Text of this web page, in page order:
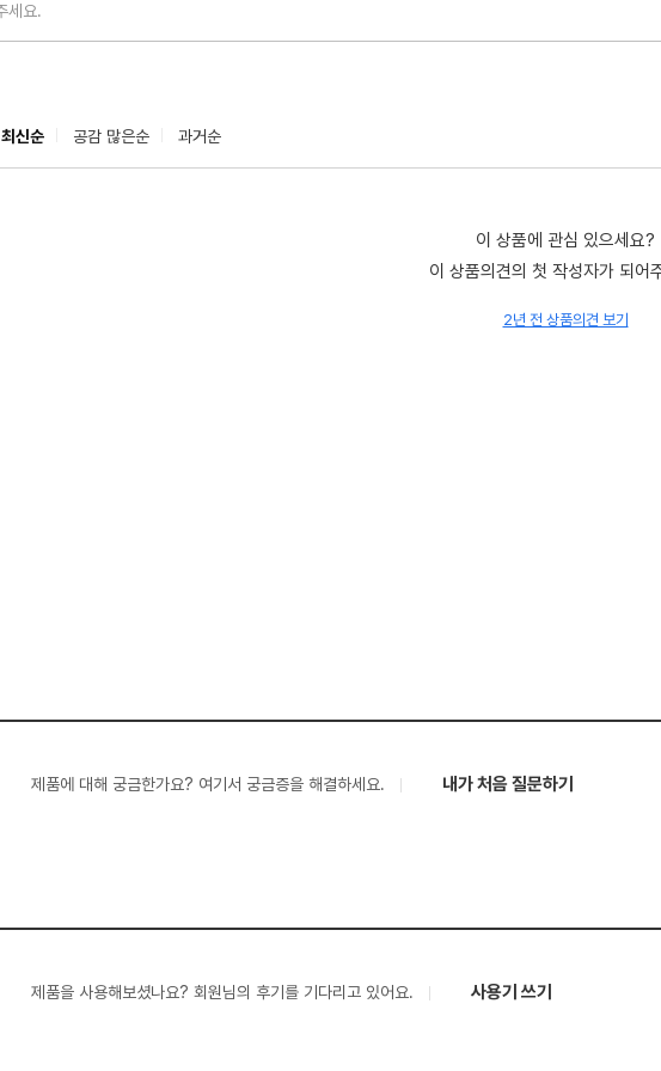
최신순 공감 많은순 과거순
이 상품에 관심 있으세요?
이 상품의견의 첫 작성자가 되어
2년 전 상품의견 보기
제품에 대해 궁금한가요? 여기서 궁금증을 해결하세요. 내가 처음 질문하기
제품을 사용해보셨나요? 회원님의 후기를 기다리고 있어요. 사용기 쓰기